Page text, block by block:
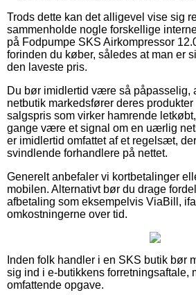
Trods dette kan det alligevel vise sig
sammenholde nogle forskellige
på Fodpumpe SKS Airkompressor
forinden du køber, således at man er
den laveste pris.
Du bør imidlertid være så påpasselig,
netbutik markedsfører deres produkter
salgspris som virker hamrende
gange være et signal om en uærlig
er imidlertid omfattet af et regelsæt,
svindlende forhandlere på nettet.
Generelt anbefaler vi kortbetalinger
mobilen. Alternativt bør du drage
afbetaling som eksempelvis ViaBill,
omkostningerne over tid.
Inden folk handler i en SKS butik bør
sig ind i e-butikkens forretningsaftale,
omfattende opgave.